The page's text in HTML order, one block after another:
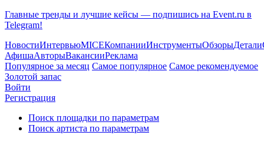
Главные тренды и лучшие кейсы — подпишись на Event.ru в
Telegram!
НовостиИнтервьюMICEКомпанииИнструментыОбзорыДетали
АфишаАвторыВакансииРеклама
Популярное за месяц Самое популярное Самое рекомендуемое
Золотой запас
Войти
Регистрация
Поиск площадки по параметрам
Поиск артиста по параметрам